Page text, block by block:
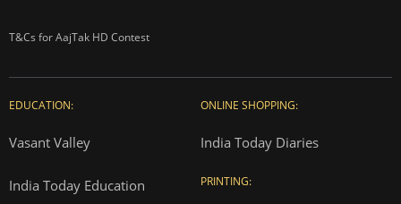
T&Cs for AajTak HD Contest
EDUCATION:
Vasant Valley
India Today Education
ONLINE SHOPPING:
India Today Diaries
PRINTING: